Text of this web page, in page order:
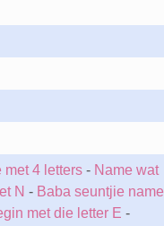
met 4 letters- Name wat
N - Baba seuntjie name
met die letter E -